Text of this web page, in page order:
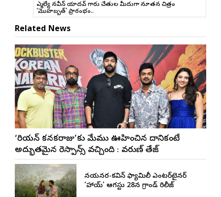
ఎమ్మెల్యే నవీన్ యాదవ్ గారు చేతుల మీదుగా నూతన చిత్రం
‘మొహబ్బత్’ ప్రారంభం..
Related News
‘కొరియన్ కనకరాజు’కు మేము ఊహించిన దానికంటే
అద్భుతమైన రెస్పాన్స్ వచ్చింది : వరుణ్ తేజ్
నయనతార-కవిన్ ఫ్యామిలీ ఎంటర్‌టైనర్
‘హాయ్’ ఆగస్టు 28న గ్రాండ్ రిలీజ్